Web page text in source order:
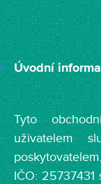
Úvodní
Tyto
uživatelem
IČO: